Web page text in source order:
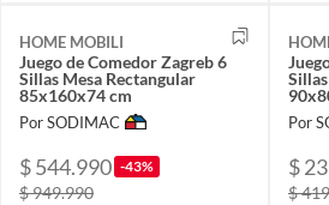
HOME MOBILI
Juego de Comedor Zagreb 6
Sillas Mesa Rectangular
85x160x74 cm
Por SODIMAC
$ 544.990 -43%
$ 949.990
Por
$
$